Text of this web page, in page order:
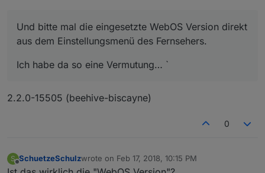
Und bitte mal die eingesetzte WebOS Version direkt
aus dem Einstellungsmenü des Fernsehers.
Ich habe da so eine Vermutung… `
2.2.0-15505 (beehive-biscayne)
0
S
Offline
SchuetzeSchulzwrote on Feb 17, 2018, 10:15 PM
last edited by